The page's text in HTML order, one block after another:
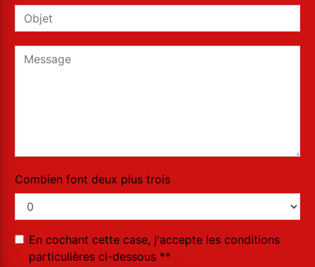
Combien font deux plus trois
En cochant cette case, j'accepte les conditions
particulières ci-dessous **